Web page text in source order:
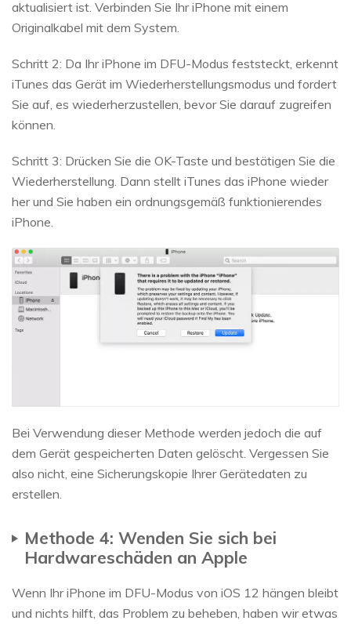
aktualisiert ist. Verbinden Sie Ihr iPhone mit einem
Originalkabel mit dem System.
Schritt 2: Da Ihr iPhone im DFU-Modus feststeckt, erkennt
iTunes das Gerät im Wiederherstellungsmodus und fordert
Sie auf, es wiederherzustellen, bevor Sie darauf zugreifen
können.
Schritt 3: Drücken Sie die OK-Taste und bestätigen Sie die
Wiederherstellung. Dann stellt iTunes das iPhone wieder
her und Sie haben ein ordnungsgemäß funktionierendes
iPhone.
Bei Verwendung dieser Methode werden jedoch die auf
dem Gerät gespeicherten Daten gelöscht. Vergessen Sie
also nicht, eine Sicherungskopie Ihrer Gerätedaten zu
erstellen.
Methode 4: Wenden Sie sich bei
Hardwareschäden an Apple
Wenn Ihr iPhone im DFU-Modus von iOS 12 hängen bleibt
und nichts hilft, das Problem zu beheben, haben wir etwas